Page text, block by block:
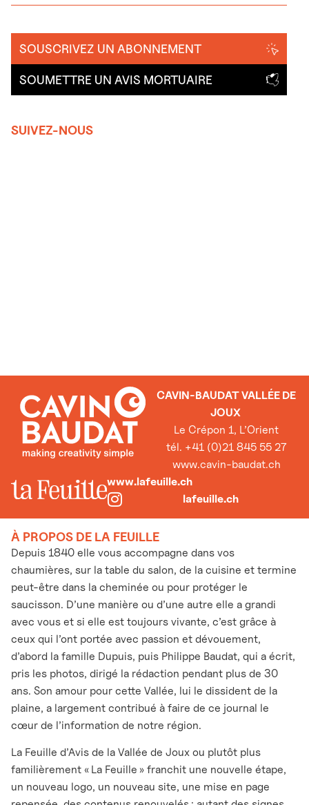
SOUSCRIVEZ UN ABONNEMENT
SOUMETTRE UN AVIS MORTUAIRE
SUIVEZ-NOUS
CAVIN-BAUDAT VALLÉE DE
JOUX
Le Crépon 1, L’Orient
tél. +41 (0)21 845 55 27
www.cavin-baudat.ch
www.lafeuille.ch
lafeuille.ch
À PROPOS DE LA FEUILLE
Depuis 1840 elle vous accompagne dans vos
chaumières, sur la table du salon, de la cuisine et termine
peut-être dans la cheminée ou pour protéger le
saucisson. D’une manière ou d’une autre elle a grandi
avec vous et si elle est toujours vivante, c’est grâce à
ceux qui l’ont portée avec passion et dévouement,
d’abord la famille Dupuis, puis Philippe Baudat, qui a écrit,
pris les photos, dirigé la rédaction pendant plus de 30
ans. Son amour pour cette Vallée, lui le dissident de la
plaine, a largement contribué à faire de ce journal le
cœur de l’information de notre région.
La Feuille d’Avis de la Vallée de Joux ou plutôt plus
familièrement « La Feuille » franchit une nouvelle étape,
un nouveau logo, un nouveau site, une mise en page